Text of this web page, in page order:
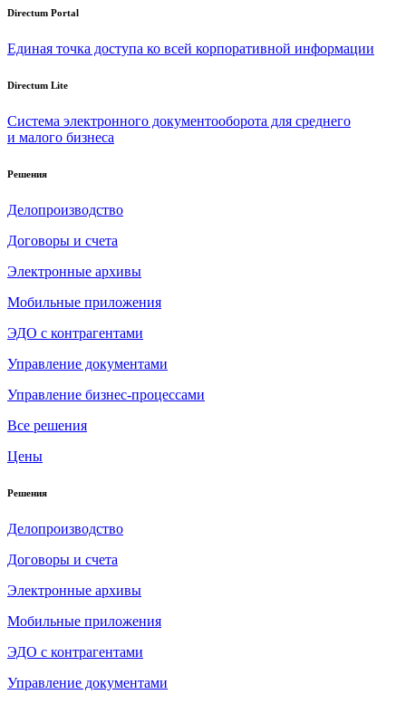
Directum Portal
Единая точка доступа ко всей корпоративной информации
Directum Lite
Система электронного документооборота для среднего
и малого бизнеса
Решения
Делопроизводство
Договоры и счета
Электронные архивы
Мобильные приложения
ЭДО с контрагентами
Управление документами
Управление бизнес-процессами
Все решения
Цены
Решения
Делопроизводство
Договоры и счета
Электронные архивы
Мобильные приложения
ЭДО с контрагентами
Управление документами